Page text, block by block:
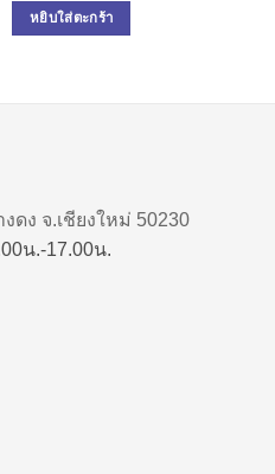
was:
4,220 ฿.
หยิบใส่ตะกร้า
ดง จ.เชียงใหม่ 50230
น.-17.00น.